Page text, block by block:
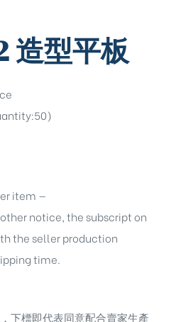
造型平板
item —
notice, the subscript on
the seller production
time.
下標即代表同意配合賣家生產